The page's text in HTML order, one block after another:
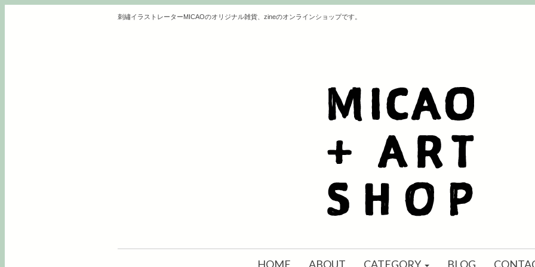
刺繡イラストレーターMICAOのオリジナル雑貨、zineのオンラインショップです。
HOME ABOUT CATEGORY BLOG